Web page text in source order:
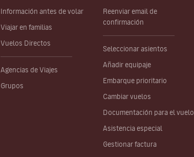
Información antes de volar
Viajar en familias
Vuelos Directos
Agencias de Viajes
Grupos
Reenviar email de
confirmación
Seleccionar asientos
Añadir equipaje
Embarque prioritario
Cambiar vuelos
Documentación para el vuelo
Asistencia especial
Gestionar factura